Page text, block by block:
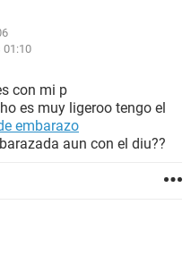
01:10
con mi p
es muy ligeroo tengo el
embarazo
aun con el diu??